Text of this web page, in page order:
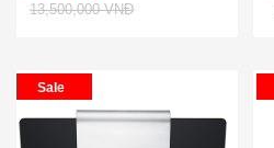
13,500,000 VNĐ
Sale